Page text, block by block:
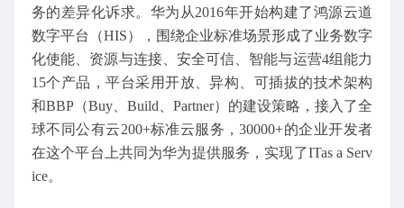
务的差异化诉求。华为从2016年开始构建了鸿源云道
数字平台（HIS），围绕企业标准场景形成了业务数字
化使能、资源与连接、安全可信、智能与运营4组能力
15个产品，平台采用开放、异构、可插拔的技术架构
和BBP（Buy、Build、Partner）的建设策略，接入了全
球不同公有云200+标准云服务，30000+的企业开发者
在这个平台上共同为华为提供服务，实现了ITas a Serv
ice。